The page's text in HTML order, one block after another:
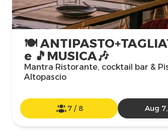
🍽️
e 🎵MUSICA🎶
Mantra Ristorante, cocktail bar &
Altopascio
7/ 8 Aug